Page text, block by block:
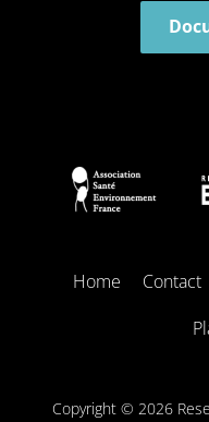
Home Contact
Copyright © 2026